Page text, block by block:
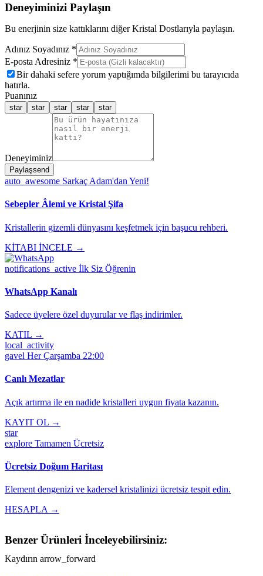
Deneyiminizi Paylaşın
Bu enerjinin size kattıklarını diğer Kristal Dostlarıyla paylaşın.
Adınız Soyadınız *
E-posta Adresiniz *
Bir dahaki sefere yorum yaptığımda bilgilerimi bu tarayıcıda
hatırla.
Puanınız
star star star star star
Deneyiminiz
Paylaşsend
auto_awesome Sarkaç Adam'dan Yeni!
Sebepler Âlemi ve Kristal Şifa
Kristallerin gizemli dünyasını keşfetmek için başucu rehberi.
KİTABI İNCELE →
notifications_active İlk Siz Öğrenin
WhatsApp Kanalı
Sadece üyelere özel duyurular ve flaş indirimler.
KATIL →
local_activity
gavel Her Çarşamba 22:00
Canlı Mezatlar
Açık artırma ile en nadide kristalleri uygun fiyata kazanın.
KAYIT OL →
star
explore Tamamen Ücretsiz
Ücretsiz Doğum Haritası
Element dengenizi ve kadersel kristalinizi ücretsiz tespit edin.
HESAPLA →
Benzer Ürünleri İnceleyebilirsiniz:
Kaydırın arrow_forward